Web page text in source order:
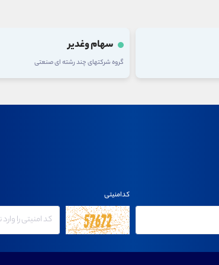
سهام وغدیر
گروه شرکتهای چند رشته ای صنعتی
کدامنیتی